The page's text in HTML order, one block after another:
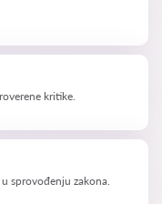
kritike.
sprovođenju zakona.